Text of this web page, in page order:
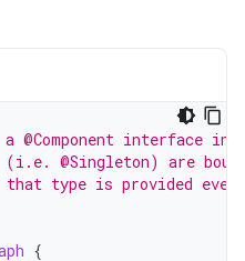
@Component interface
@Singleton) are
type is provided
{